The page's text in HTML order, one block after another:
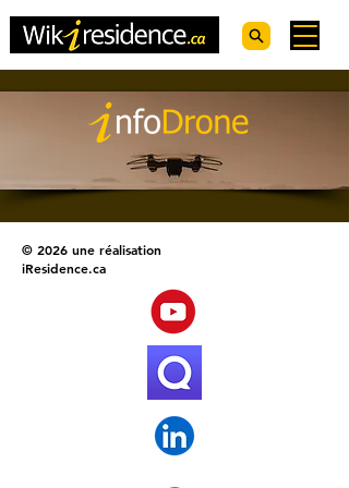
© 2026 une réalisation
iResidence.ca